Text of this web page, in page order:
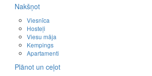
Nakšņot
Viesnīca
Hosteļi
Viesu māja
Kempings
Apartamenti
Plānot un ceļot